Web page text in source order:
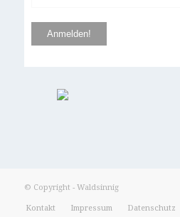
© Copyright - Waldsinnig
Kontakt Impressum Datenschutz